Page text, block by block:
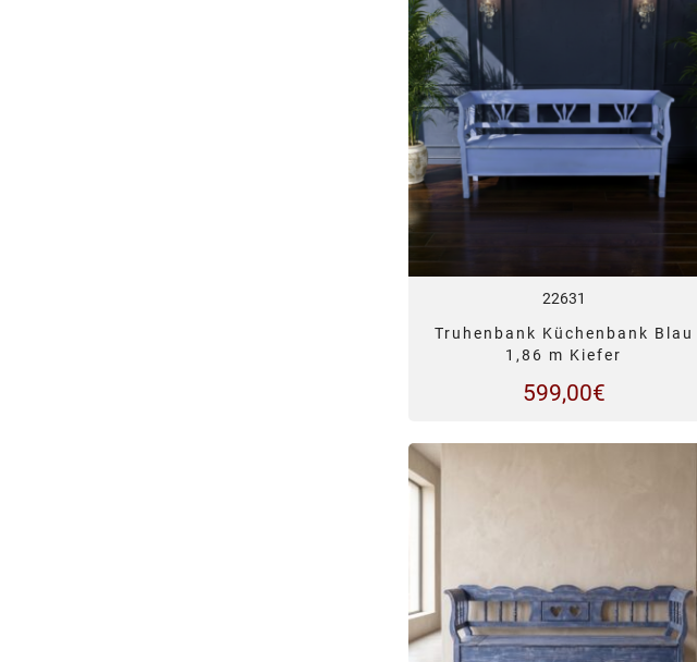
22631
Truhenbank Küchenbank Blau
1,86 m Kiefer
599,00€